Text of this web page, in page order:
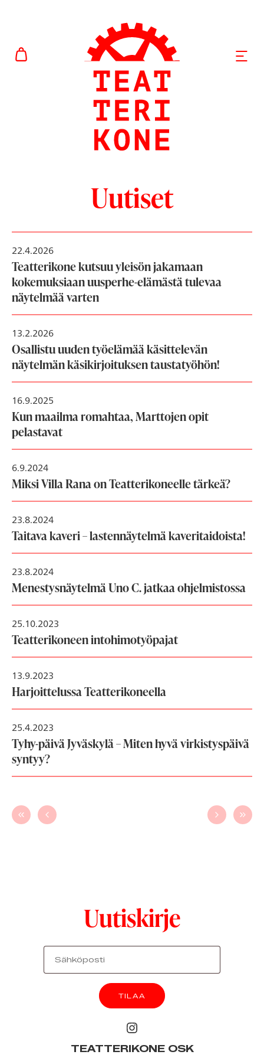
Uutiset
22.4.2026
Teatterikone kutsuu yleisön jakamaan
kokemuksiaan uusperhe-elämästä tulevaa
näytelmää varten
13.2.2026
Osallistu uuden työelämää käsittelevän
näytelmän käsikirjoituksen taustatyöhön!
16.9.2025
Kun maailma romahtaa, Marttojen opit
pelastavat
6.9.2024
Miksi Villa Rana on Teatterikoneelle tärkeä?
23.8.2024
Taitava kaveri – lastennäytelmä kaveritaidoista!
23.8.2024
Menestysnäytelmä Uno C. jatkaa ohjelmistossa
25.10.2023
Teatterikoneen intohimotyöpajat
13.9.2023
Harjoittelussa Teatterikoneella
25.4.2023
Tyhy-päivä Jyväskylä – Miten hyvä virkistyspäivä
syntyy?
Ensimmäinen
Edellinen Seuraava
Uutiskirje
TEATTERIKONE OSK